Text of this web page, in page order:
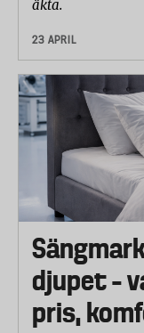
äkta.
23 APRIL
djupet –
pris,